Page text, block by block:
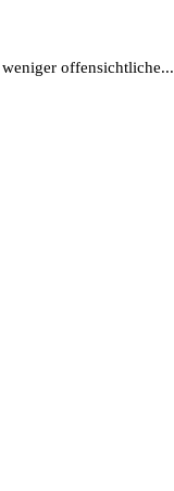
weniger offensichtliche...